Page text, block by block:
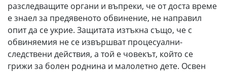
разследващите органи и въпреки, че от доста време
е знаел за предявеното обвинение, не направил
опит да се укрие. Защитата изтъкна също, че с
обвиняемия не се извършват процесуални-
следствени действия, а той е човекът, който се
грижи за болен роднина и малолетно дете. Освен